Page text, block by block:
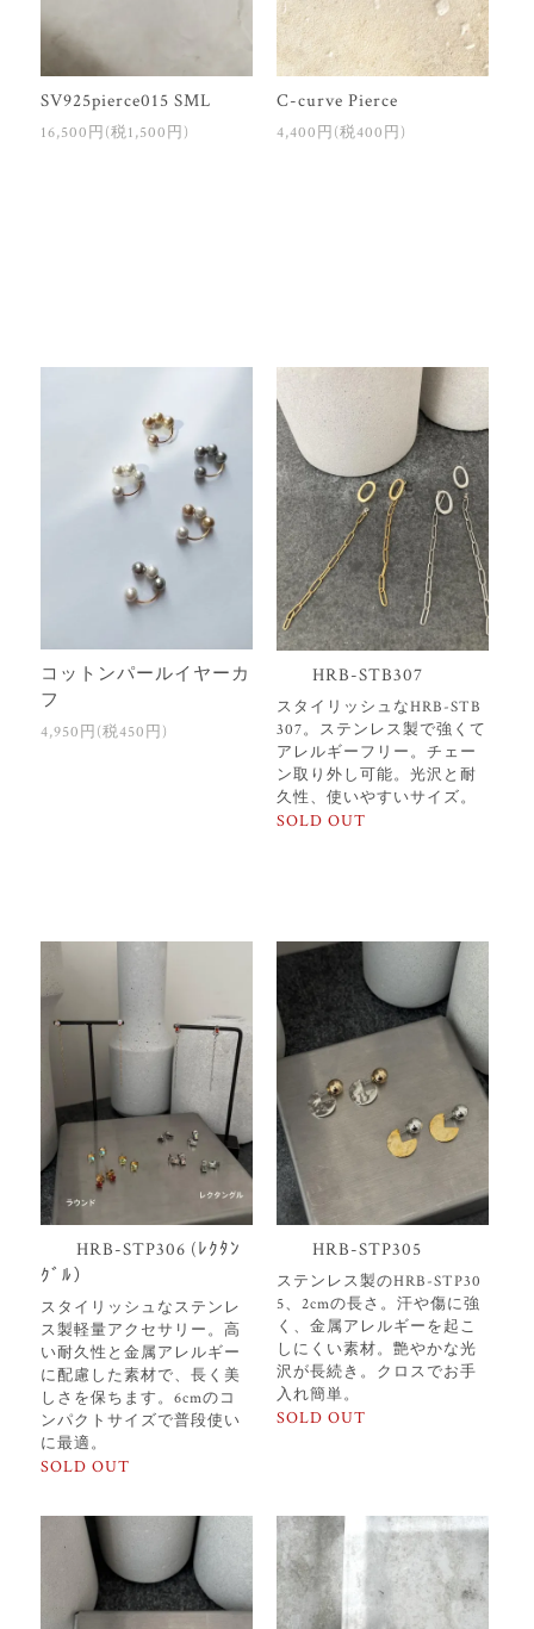
SV925pierce015 SML
16,500円(税1,500円)
C-curve Pierce
4,400円(税400円)
コットンパールイヤーカ
フ
4,950円(税450円)
HRB-STB307
スタイリッシュなHRB-STB
307。ステンレス製で強くて
アレルギーフリー。チェー
ン取り外し可能。光沢と耐
久性、使いやすいサイズ。
SOLD OUT
HRB-STP306 (ﾚｸﾀﾝ
ｸﾞﾙ）
スタイリッシュなステンレ
ス製軽量アクセサリー。高
い耐久性と金属アレルギー
に配慮した素材で、長く美
しさを保ちます。6cmのコ
ンパクトサイズで普段使い
に最適。
SOLD OUT
HRB-STP305
ステンレス製のHRB-STP30
5、2cmの長さ。汗や傷に強
く、金属アレルギーを起こ
しにくい素材。艶やかな光
沢が長続き。クロスでお手
入れ簡単。
SOLD OUT